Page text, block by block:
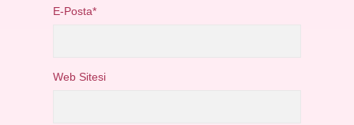
E-Posta*
Web Sitesi